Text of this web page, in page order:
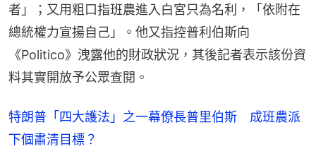
者」；又用粗口指班農進入白宮只為名利，「依附在
總統權力宣揚自己」。他又指控普利伯斯向
《Politico》洩露他的財政狀況，其後記者表示該份資
料其實開放予公眾查閱。
特朗普「四大護法」之一幕僚長普里伯斯 成班農派
下個肅清目標？